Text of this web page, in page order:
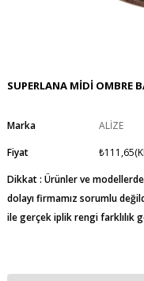
SUPERLANA MİDİ OMBRE
Marka
ALİZE
Fiyat
₺111,65
Dikkat : Ürünler ve
dolayı firmamız sorumlu
ile gerçek iplik rengi farklılık